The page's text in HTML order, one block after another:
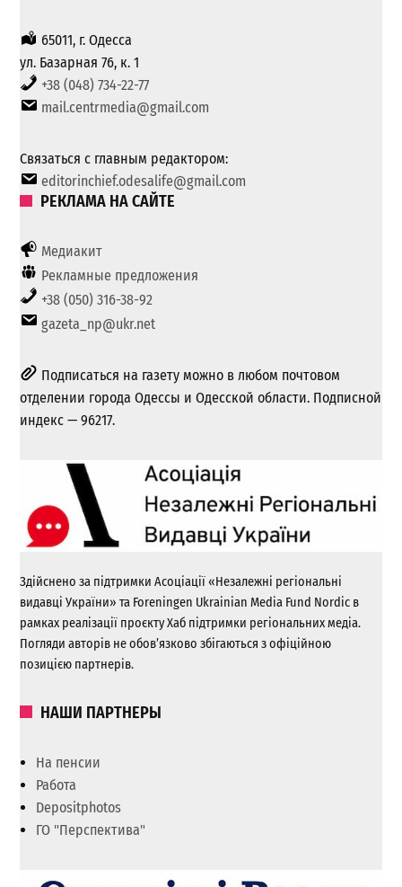
65011, г. Одесса
ул. Базарная 76, к. 1
+38 (048) 734-22-77
mail.centrmedia@gmail.com
Связаться с главным редактором:
editorinchief.odesalife@gmail.com
РЕКЛАМА НА САЙТЕ
Медиакит
Рекламные предложения
+38 (050) 316-38-92
gazeta_np@ukr.net
Подписаться на газету можно в любом почтовом
отделении города Одессы и Одесской области. Подписной
индекс — 96217.
Здійснено за підтримки Асоціації «Незалежні регіональні
видавці України» та Foreningen Ukrainian Media Fund Nordic в
рамках реалізації проєкту Хаб підтримки регіональних медіа.
Погляди авторів не обов’язково збігаються з офіційною
позицією партнерів.
НАШИ ПАРТНЕРЫ
На пенсии
Работа
Depositphotos
ГО "Перспектива"